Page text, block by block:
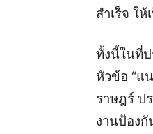
สำเร็จ ใ
ทั้งนี้ในที่
หัวข้อ “แ
ราษฎร์ ป
งานป้องกั